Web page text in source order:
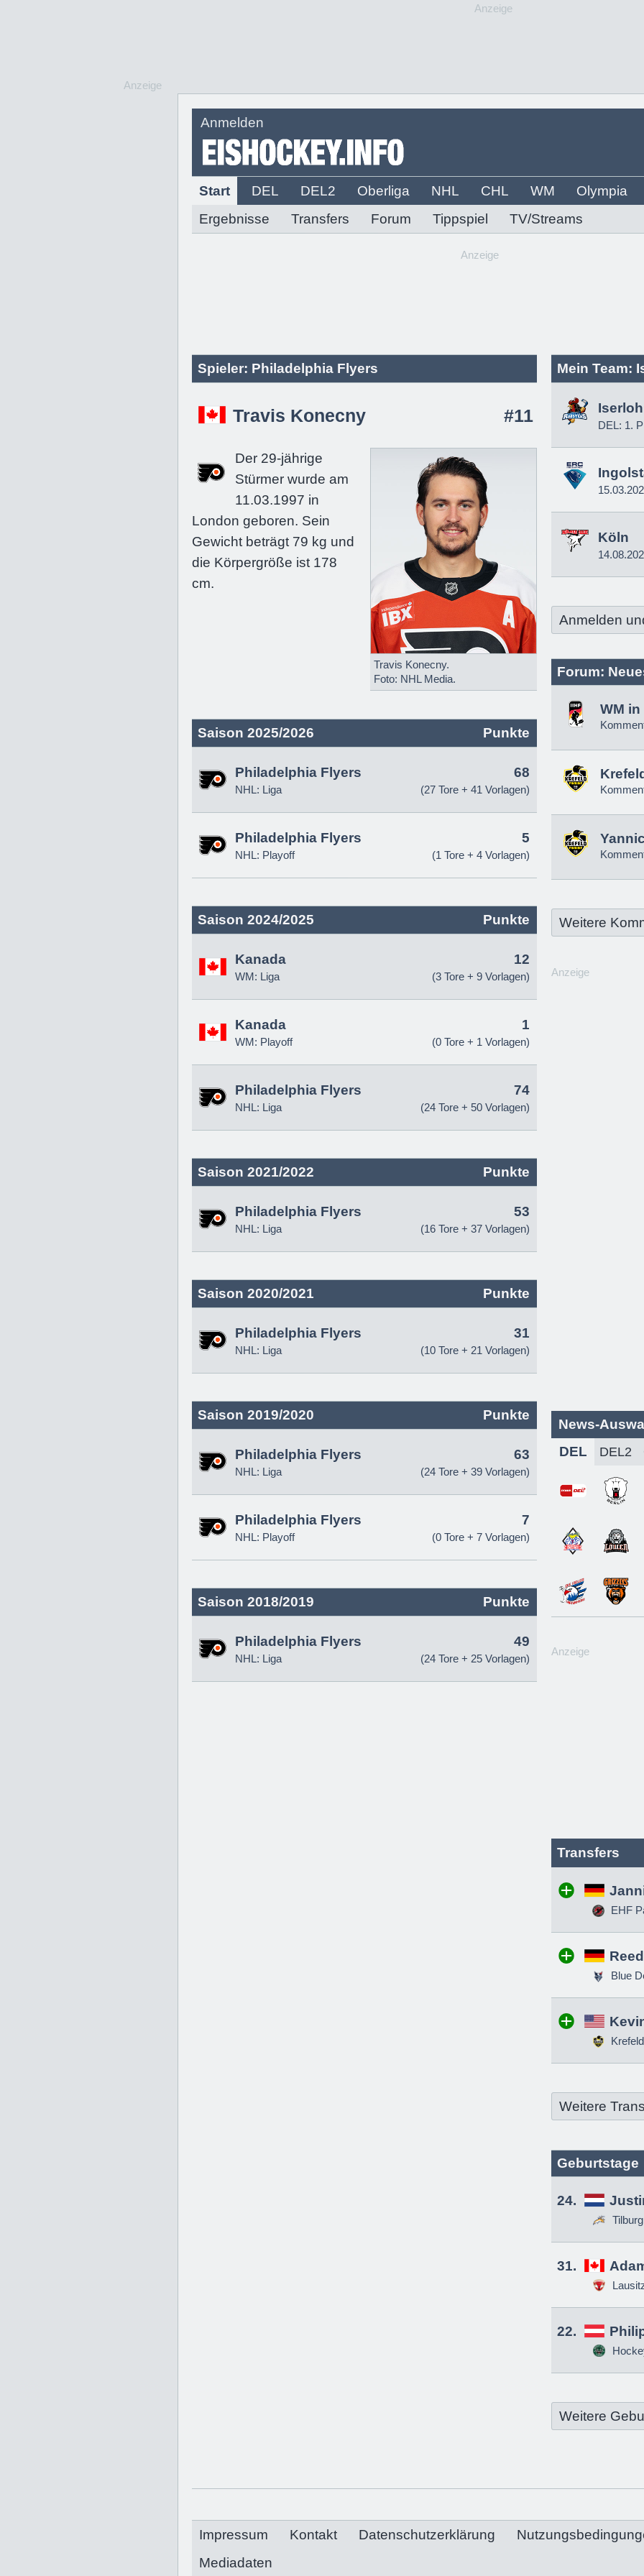
Anzeige
Anmelden
Start DEL DEL2 Oberliga NHL CHL WM
Olympia
Ergebnisse
Transfers Forum Tippspiel TV/Streams
Anzeige
Anzeige
Spieler: Philadelphia Flyers
Travis Konecny #11
Travis Konecny.
Foto: NHL Media.
Der 29-jährige
Stürmer wurde am
11.03.1997 in
London geboren. Sein
Gewicht beträgt 79 kg und
die Körpergröße ist 178
cm.
Saison 2025/2026 Punkte
Philadelphia Flyers
NHL: Liga
68
(27 Tore + 41 Vorlagen)
Philadelphia Flyers
NHL: Playoff
5
(1 Tore + 4 Vorlagen)
Saison 2024/2025 Punkte
Kanada
WM: Liga
12
(3 Tore + 9 Vorlagen)
Kanada
WM: Playoff
1
(0 Tore + 1 Vorlagen)
Philadelphia Flyers
NHL: Liga
74
(24 Tore + 50 Vorlagen)
Saison 2021/2022 Punkte
Philadelphia Flyers
NHL: Liga
53
(16 Tore + 37 Vorlagen)
Saison 2020/2021 Punkte
Philadelphia Flyers
NHL: Liga
31
(10 Tore + 21 Vorlagen)
Saison 2019/2020 Punkte
Philadelphia Flyers
NHL: Liga
63
(24 Tore + 39 Vorlagen)
Philadelphia Flyers
NHL: Playoff
7
(0 Tore + 7 Vorlagen)
Saison 2018/2019 Punkte
Philadelphia Flyers
NHL: Liga
49
(24 Tore + 25 Vorlagen)
Mein Team:
DEL: 1.
Köln
Anmelden
Forum:
WM
Weitere
Anzeige
News-
DEL
Anzeige
Transfers
EHF
Blue
Weitere
Geburtstage
24.
31.
22.
Weitere
Impressum Kontakt Datenschutzerklärung
Mediadaten